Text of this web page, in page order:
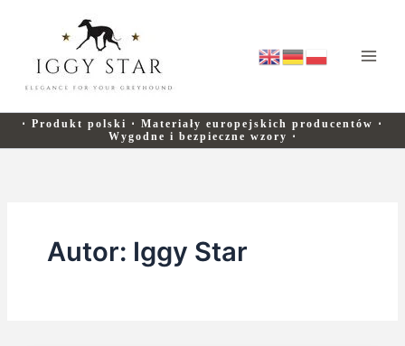
⋅ Produkt polski ⋅ Materiały europejskich producentów ⋅
Wygodne i bezpieczne wzory ⋅
Autor: Iggy Star